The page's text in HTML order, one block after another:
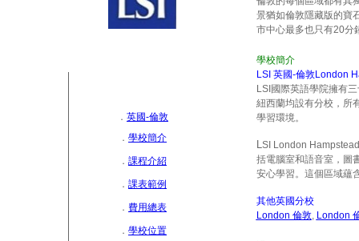
景猶如倫敦隱藏版的寶
市中心最多也只有20分
． 英國-倫敦
． 學校簡介
． 課程介紹
． 課表範例
． 費用總表
． 學校位置
學校簡介
LSI 英國-倫敦London H
LSI 國際英語學院擁有
紐西蘭均設有分校，所
學習環境。
LSI London
括電腦室和語音室，圖
安心學習。這個區域蘊
其他英國分校
London 倫敦, London